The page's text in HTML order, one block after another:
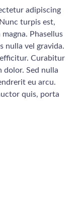
adipiscing
turpis est,
Phasellus
nulla vel gravida.
Curabitur
Sed nulla
eu arcu.
quis, porta